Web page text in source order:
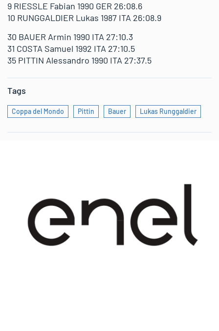
9 RIESSLE Fabian 1990 GER 26:08.6
10 RUNGGALDIER Lukas 1987 ITA 26:08.9
30 BAUER Armin 1990 ITA 27:10.3
31 COSTA Samuel 1992 ITA 27:10.5
35 PITTIN Alessandro 1990 ITA 27:37.5
Tags
Coppa del Mondo Pittin Bauer Lukas Runggaldier